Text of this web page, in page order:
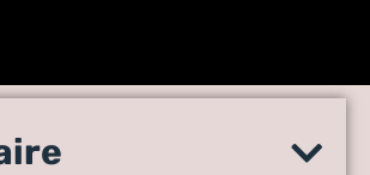
un compte